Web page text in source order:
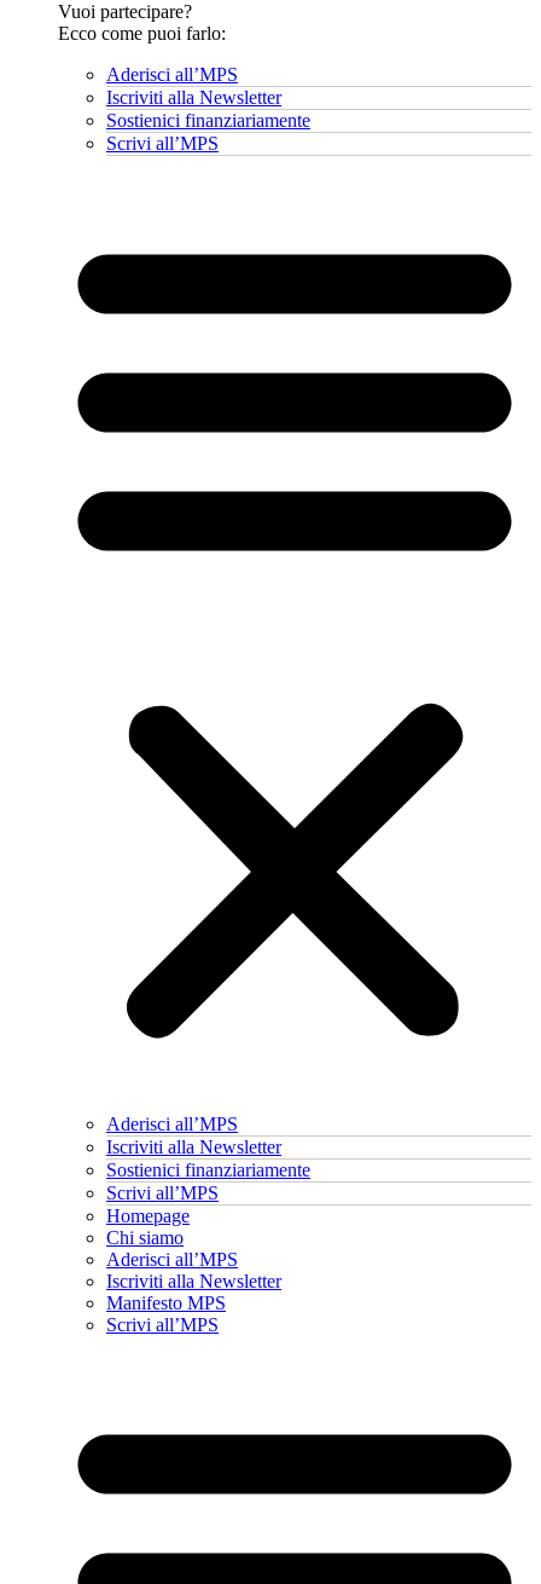
Vuoi partecipare?
Ecco come puoi farlo:
Aderisci all’MPS
Iscriviti alla Newsletter
Sostienici finanziariamente
Scrivi all’MPS
Aderisci all’MPS
Iscriviti alla Newsletter
Sostienici finanziariamente
Scrivi all’MPS
Homepage
Chi siamo
Aderisci all’MPS
Iscriviti alla Newsletter
Manifesto MPS
Scrivi all’MPS